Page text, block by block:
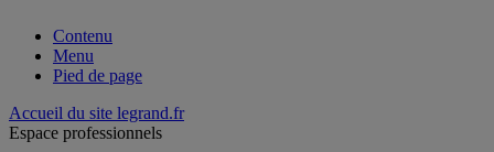
Contenu
Menu
Pied de page
Accueil du site legrand.fr
Espace professionnels